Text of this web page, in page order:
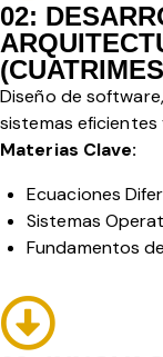
02:
Diseño de
sistemas eficientes
Materias Clave:
Ecuaciones
Sistemas
Fundamentos